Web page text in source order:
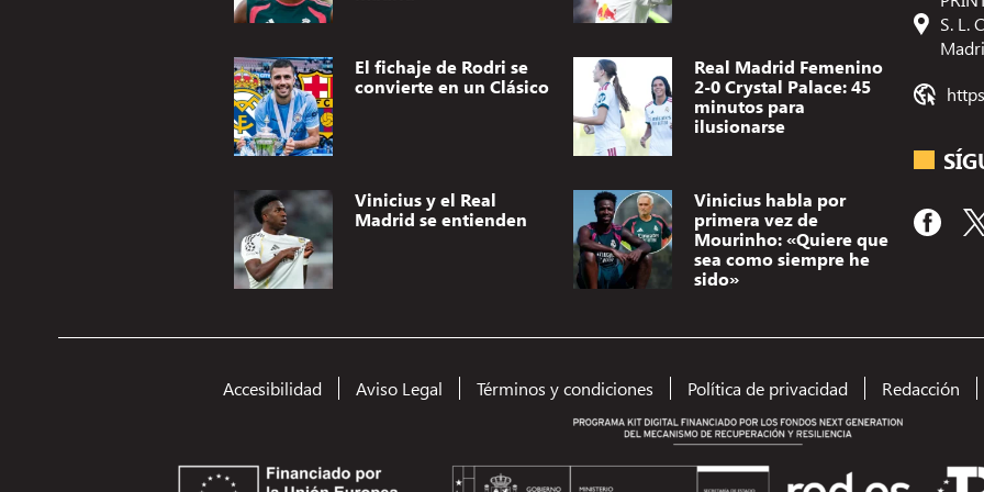
Utilizamos
(no)
como el
El fichaje de Rodri se
convierte en un Clásico
Real Madrid Femenino
2-0 Crystal Palace: 45
minutos para
ilusionarse
Vinicius y el Real
Madrid se entienden
Vinicius habla por
primera vez de
Mourinho: «Quiere que
sea como siempre he
sido»
S. L.
Accesibilidad Aviso Legal Términos y condiciones Política de privacidad Redacción